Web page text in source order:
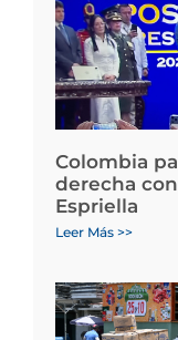
Colombia
derecha
Espriella
Leer Más >>